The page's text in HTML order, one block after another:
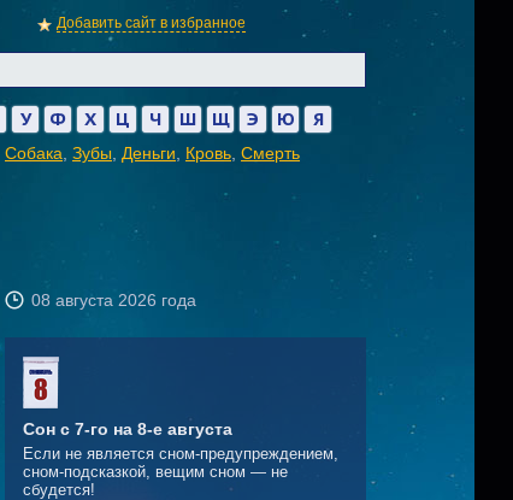
Добавить сайт в избранное
У Ф Х Ц Ч Ш Щ Э Ю Я
Собака Зубы Деньги Кровь Смерть
08 августа 2026 года
Сон с 7-го на 8-е августа
Если не является сном-предупреждением,
сном-подсказкой, вещим сном — не
сбудется!